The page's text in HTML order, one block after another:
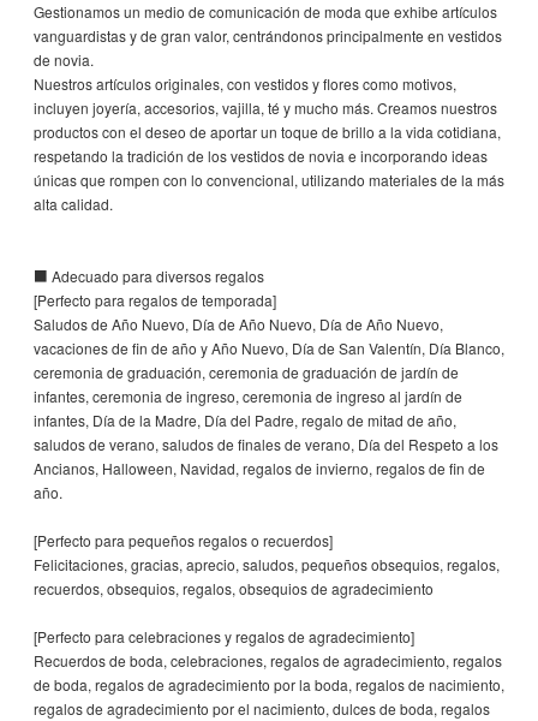
Gestionamos un medio de comunicación de moda que exhibe artículos
vanguardistas y de gran valor, centrándonos principalmente en vestidos
de novia.
Nuestros artículos originales, con vestidos y flores como motivos,
incluyen joyería, accesorios, vajilla, té y mucho más. Creamos nuestros
productos con el deseo de aportar un toque de brillo a la vida cotidiana,
respetando la tradición de los vestidos de novia e incorporando ideas
únicas que rompen con lo convencional, utilizando materiales de la más
alta calidad.
■ Adecuado para diversos regalos
[Perfecto para regalos de temporada]
Saludos de Año Nuevo, Día de Año Nuevo, Día de Año Nuevo,
vacaciones de fin de año y Año Nuevo, Día de San Valentín, Día Blanco,
ceremonia de graduación, ceremonia de graduación de jardín de
infantes, ceremonia de ingreso, ceremonia de ingreso al jardín de
infantes, Día de la Madre, Día del Padre, regalo de mitad de año,
saludos de verano, saludos de finales de verano, Día del Respeto a los
Ancianos, Halloween, Navidad, regalos de invierno, regalos de fin de
año.
[Perfecto para pequeños regalos o recuerdos]
Felicitaciones, gracias, aprecio, saludos, pequeños obsequios, regalos,
recuerdos, obsequios, regalos, obsequios de agradecimiento
[Perfecto para celebraciones y regalos de agradecimiento]
Recuerdos de boda, celebraciones, regalos de agradecimiento, regalos
de boda, regalos de agradecimiento por la boda, regalos de nacimiento,
regalos de agradecimiento por el nacimiento, dulces de boda, regalos